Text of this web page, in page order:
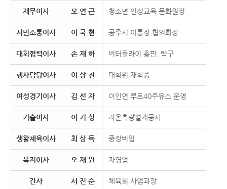
재무이사 오 연 근 청소년 인성교육 문화원장
시민소통이사 이 국 현 공주시 이통장 협의회장
대회협력이사 손 재 하 버터플라이 총판. 탁구
행사담당이사 이 상 천 대학원 재학중
여성경기이사 김 선 자 이인면 루트40주유소 운영
기술이사 이 기 성 라온측량설계공사
생활체육이사 최 상 득 중장비업
복지이사 오 재 원 자영업
간사 서 진 순 체육회 사업과장